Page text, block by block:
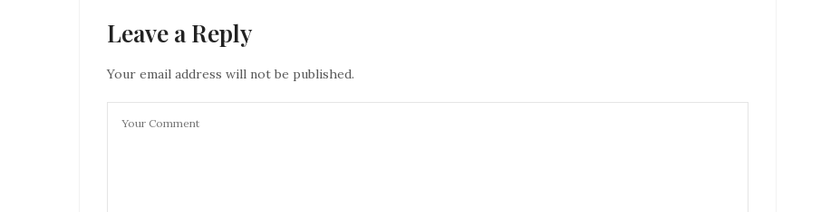
Leave a Reply
Your email address will not be published.